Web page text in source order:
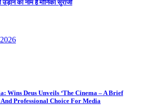
का नाम है मोनिका सुराजी
Wins Deus Unveils ‘The Cinema – A Brief
Professional Choice For Media